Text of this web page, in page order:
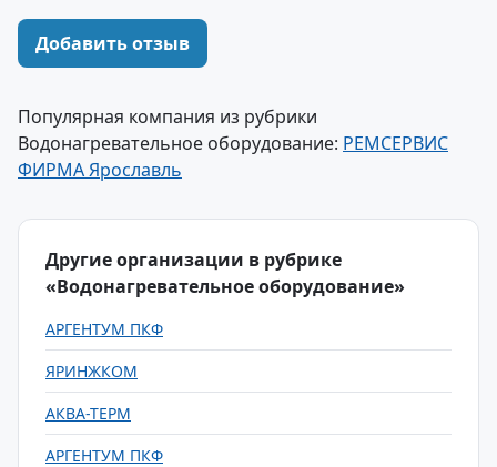
Добавить отзыв
Популярная компания из рубрики
Водонагревательное оборудование: РЕМСЕРВИС
ФИРМА Ярославль
Другие организации в рубрике
«Водонагревательное оборудование»
АРГЕНТУМ ПКФ
ЯРИНЖКОМ
АКВА-ТЕРМ
АРГЕНТУМ ПКФ